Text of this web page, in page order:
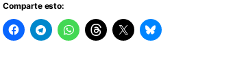
Comparte esto: